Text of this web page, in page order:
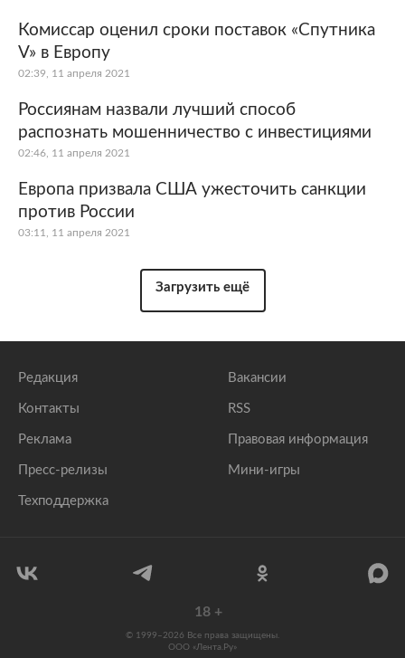
Комиссар оценил сроки поставок «Спутника
V» в Европу
02:39, 11 апреля 2021
Россиянам назвали лучший способ
распознать мошенничество с инвестициями
02:46, 11 апреля 2021
Европа призвала США ужесточить санкции
против России
03:11, 11 апреля 2021
Загрузить ещё
Редакция
Контакты
Реклама
Пресс-релизы
Техподдержка
Вакансии
RSS
Правовая информация
Мини-игры
18 +
© 1999–2026 Все права защищены.
ООО «Лента.Ру»